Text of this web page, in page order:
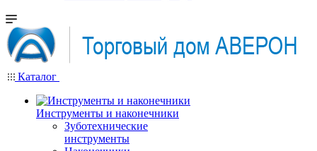
Каталог
Инструменты и наконечники
Зуботехнические
инструменты